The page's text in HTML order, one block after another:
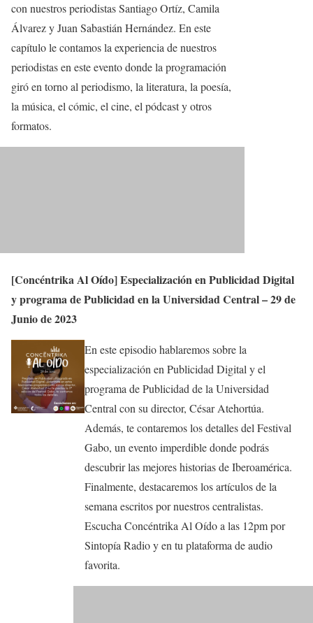
con nuestros periodistas Santiago Ortíz, Camila
Álvarez y Juan Sabastián Hernández. En este
capítulo le contamos la experiencia de nuestros
periodistas en este evento donde la programación
giró en torno al periodismo, la literatura, la poesía,
la música, el cómic, el cine, el pódcast y otros
formatos.
[Concéntrika Al Oído] Especialización en Publicidad Digital
y programa de Publicidad en la Universidad Central – 29 de
Junio de 2023
En este episodio hablaremos sobre la
especialización en Publicidad Digital y el
programa de Publicidad de la Universidad
Central con su director, César Atehortúa.
Además, te contaremos los detalles del Festival
Gabo, un evento imperdible donde podrás
descubrir las mejores historias de Iberoamérica.
Finalmente, destacaremos los artículos de la
semana escritos por nuestros centralistas.
Escucha Concéntrika Al Oído a las 12pm por
Sintopía Radio y en tu plataforma de audio
favorita.